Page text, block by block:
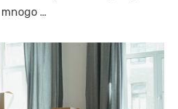
mnogo …